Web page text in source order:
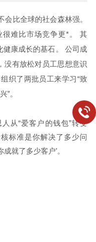
比全球的社会森林强。
难比市场竞争更*。 其
健康成长的基石。 公司成
没有放松对员工思想意识
织了两批员工来学习“致
”。
从“爱客户的钱包”转变
标准是你解决了多少问
就了多少客户’。